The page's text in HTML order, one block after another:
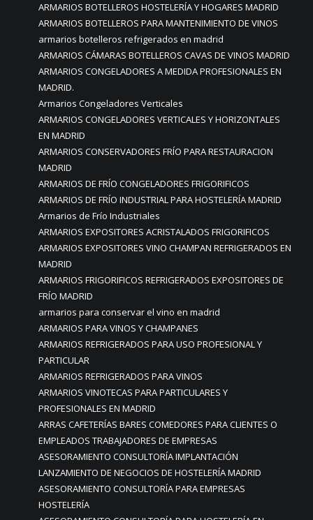
ARMARIOS BOTELLEROS HOSTELERÍA Y HOGARES MADRID
ARMARIOS BOTELLEROS PARA MANTENIMIENTO DE VINOS
armarios botelleros refrigerados en madrid
ARMARIOS CÁMARAS BOTELLEROS CAVAS DE VINOS MADRID
ARMARIOS CONGELADORES A MEDIDA PROFESIONALES EN
MADRID.
Armarios Congeladores Verticales
ARMARIOS CONGELADORES VERTICALES Y HORIZONTALES
EN MADRID
ARMARIOS CONSERVADORES FRÍO PARA RESTAURACION
MADRID
ARMARIOS DE FRÍO CONGELADORES FRIGORIFICOS
ARMARIOS DE FRÍO INDUSTRIAL PARA HOSTELERÍA MADRID
Armarios de Frío Industriales
ARMARIOS EXPOSITORES ACRISTALADOS FRIGORIFICOS
ARMARIOS EXPOSITORES VINO CHAMPAN REFRIGERADOS EN
MADRID
ARMARIOS FRIGORIFICOS REFRIGERADOS EXPOSITORES DE
FRÍO MADRID
armarios para conservar el vino en madrid
ARMARIOS PARA VINOS Y CHAMPANES
ARMARIOS REFRIGERADOS PARA USO PROFESIONAL Y
PARTICULAR
ARMARIOS REFRIGERADOS PARA VINOS
ARMARIOS VINOTECAS PARA PARTICULARES Y
PROFESIONALES EN MADRID
ARRAS CAFETERÍAS BARES COMEDORES PARA CLIENTES O
EMPLEADOS TRABAJADORES DE EMPRESAS
ASESORAMIENTO CONSULTORÍA IMPLANTACIÓN
LANZAMIENTO DE NEGOCIOS DE HOSTELERÍA MADRID
ASESORAMIENTO CONSULTORÍA PARA EMPRESAS
HOSTELERÍA